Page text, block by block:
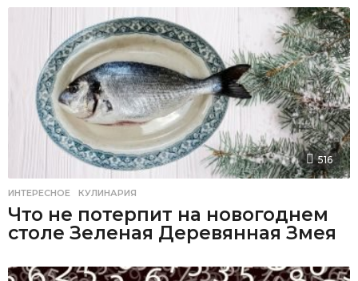
516
ИНТЕРЕСНОЕ ,КУЛИНАРИЯ
Что не потерпит на новогоднем
столе Зеленая Деревянная Змея